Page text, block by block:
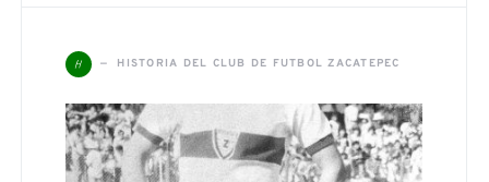
H HISTORIA DEL CLUB DE FUTBOL ZACATEPEC